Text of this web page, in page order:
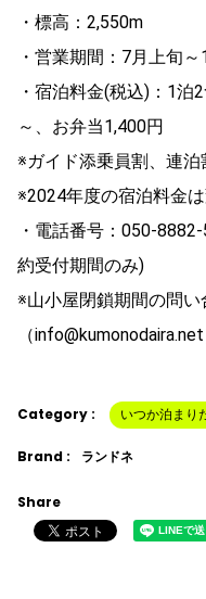
・標高：2,550m
・営業期間：7月上旬
・宿泊料金(税込)：1泊
～、お弁当1,400円
※ガイド添乗員割、連
※2024年度の宿泊料金
・電話番号：050-
約受付期間のみ)
※山小屋閉鎖期間の問
（
Category : いつか泊まり
Brand : ランドネ
Share